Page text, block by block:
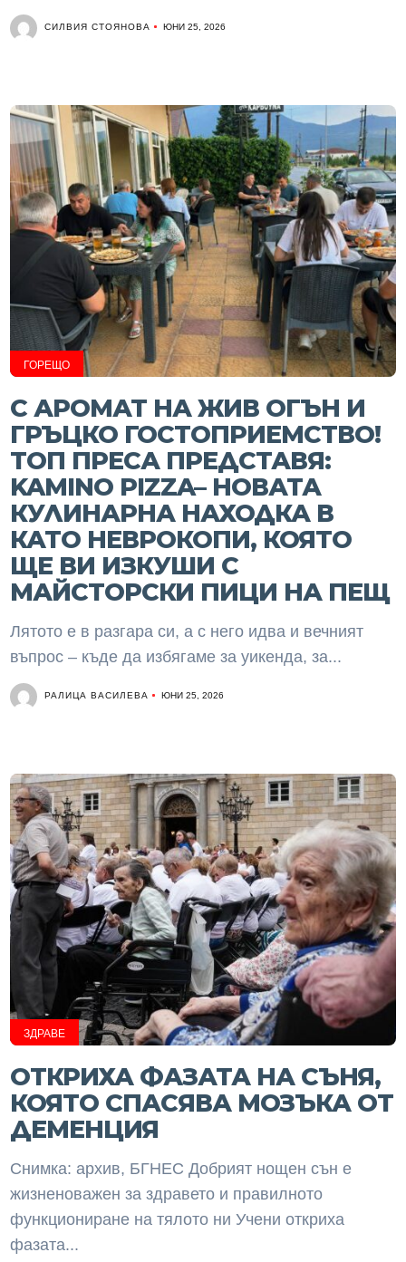
СИЛВИЯ СТОЯНОВА ЮНИ 25, 2026
ГОРЕЩО
С АРОМАТ НА ЖИВ ОГЪН И
ГРЪЦКО ГОСТОПРИЕМСТВО!
ТОП ПРЕСА ПРЕДСТАВЯ:
KAMINO PIZZA– НОВАТА
КУЛИНАРНА НАХОДКА В
КАТО НЕВРОКОПИ, КОЯТО
ЩЕ ВИ ИЗКУШИ С
МАЙСТОРСКИ ПИЦИ НА ПЕЩ
Лятото е в разгара си, а с него идва и вечният
въпрос – къде да избягаме за уикенда, за...
РАЛИЦА ВАСИЛЕВА ЮНИ 25, 2026
ЗДРАВЕ
ОТКРИХА ФАЗАТА НА СЪНЯ,
КОЯТО СПАСЯВА МОЗЪКА ОТ
ДЕМЕНЦИЯ
Снимка: архив, БГНЕС Добрият нощен сън е
жизненоважен за здравето и правилното
функциониране на тялото ни Учени откриха
фазата...